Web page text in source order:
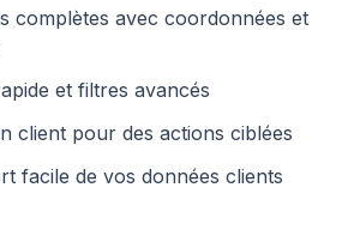
complètes avec coordonnées et
et filtres avancés
client pour des actions ciblées
facile de vos données clients